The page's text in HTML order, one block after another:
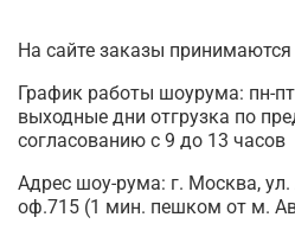
На сайте заказы принимаются
График работы шоурума: пн-
выходные дни отгрузка по
согласованию с 9 до 13 часов
Адрес шоу-рума: г. Москва,
оф.715 (1 мин. пешком от м.